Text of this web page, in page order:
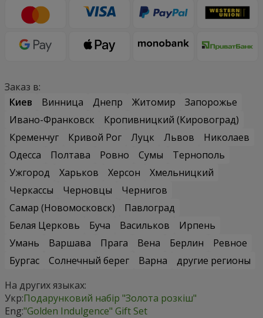
Заказ в:
Киев
Винница Днепр Житомир
Запорожье
Ивано-Франковск
Кропивницкий (Кировоград)
Кременчуг
Кривой Рог Луцк Львов
Николаев
Одесса
Полтава Ровно Сумы
Тернополь
Ужгород
Харьков Херсон
Хмельницкий
Черкассы
Черновцы
Чернигов
Самар (Новомосковск)
Павлоград
Белая Церковь
Буча Васильков
Ирпень
Умань
Варшава Прага Вена Берлин
Ревное
Бургас
Солнечный берег Варна
другие регионы
На других языках:
Укр:Подарунковий набір "Золота розкіш"
Eng:"Golden Indulgence" Gift Set